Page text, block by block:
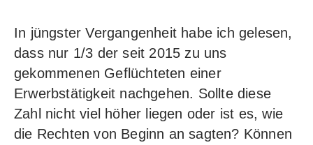
In jüngster Vergangenheit habe ich gelesen,
dass nur 1/3 der seit 2015 zu uns
gekommenen Geflüchteten einer
Erwerbstätigkeit nachgehen. Sollte diese
Zahl nicht viel höher liegen oder ist es, wie
die Rechten von Beginn an sagten? Können